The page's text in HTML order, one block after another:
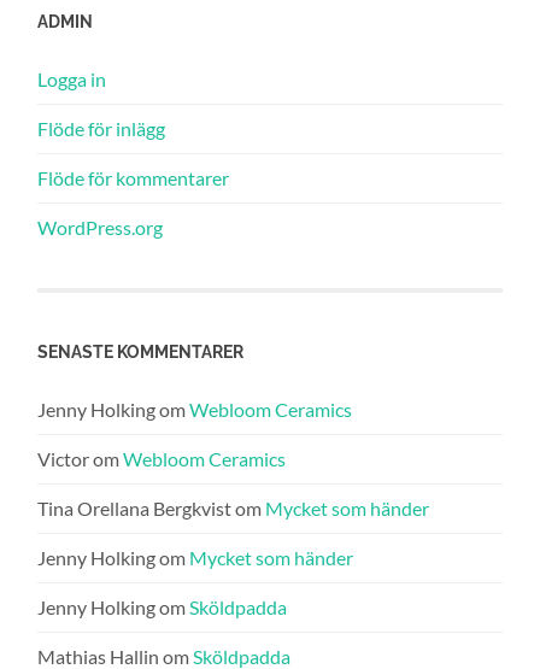
ADMIN
Logga in
Flöde för inlägg
Flöde för kommentarer
WordPress.org
SENASTE KOMMENTARER
Jenny HolkingomWebloom Ceramics
VictoromWebloom Ceramics
Tina Orellana Bergkvistom Mycket som händer
Jenny Holkingom Mycket som händer
Jenny Holkingom Sköldpadda
Mathias Hallin om Sköldpadda